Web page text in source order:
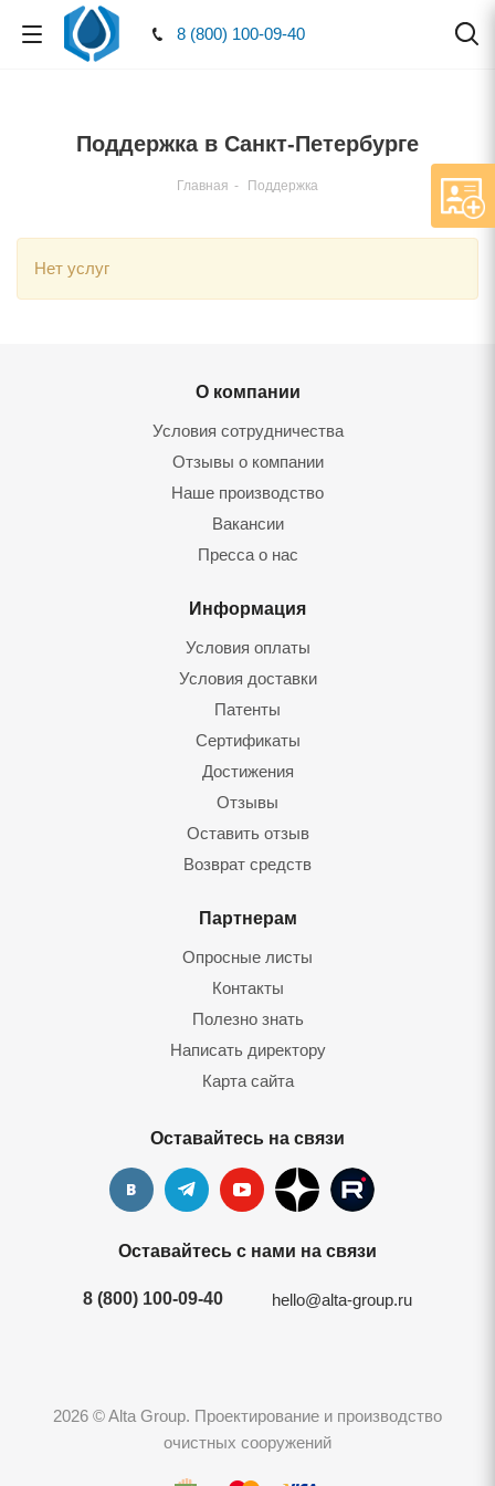
8 (800) 100-09-40
Поддержка в Санкт-Петербурге
Главная - Поддержка
Нет услуг
О компании
Условия сотрудничества
Отзывы о компании
Наше производство
Вакансии
Пресса о нас
Информация
Условия оплаты
Условия доставки
Патенты
Сертификаты
Достижения
Отзывы
Оставить отзыв
Возврат средств
Партнерам
Опросные листы
Контакты
Полезно знать
Написать директору
Карта сайта
Оставайтесь на связи
Оставайтесь с нами на связи
8 (800) 100-09-40 hello@alta-group.ru
2026 © Alta Group. Проектирование и производство
очистных сооружений